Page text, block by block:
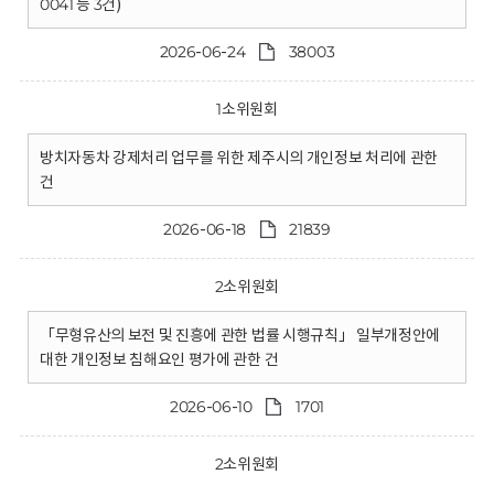
0041 등 3건)
2026-06-24 38003
1소위원회
방치자동차 강제처리 업무를 위한 제주시의 개인정보 처리에 관한
건
2026-06-18 21839
2소위원회
「무형유산의 보전 및 진흥에 관한 법률 시행규칙」 일부개정안에
대한 개인정보 침해요인 평가에 관한 건
2026-06-10 1701
2소위원회